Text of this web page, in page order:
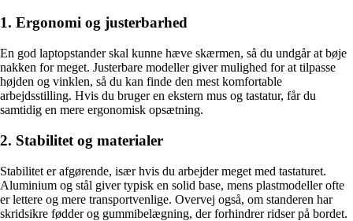
1. Ergonomi og justerbarhed
En god laptopstander skal kunne hæve skærmen, så du undgår at bøje
nakken for meget. Justerbare modeller giver mulighed for at tilpasse
højden og vinklen, så du kan finde den mest komfortable
arbejdsstilling. Hvis du bruger en ekstern mus og tastatur, får du
samtidig en mere ergonomisk opsætning.
2. Stabilitet og materialer
Stabilitet er afgørende, især hvis du arbejder meget med tastaturet.
Aluminium og stål giver typisk en solid base, mens plastmodeller ofte
er lettere og mere transportvenlige. Overvej også, om standeren har
skridsikre fødder og gummibelægning, der forhindrer ridser på bordet.